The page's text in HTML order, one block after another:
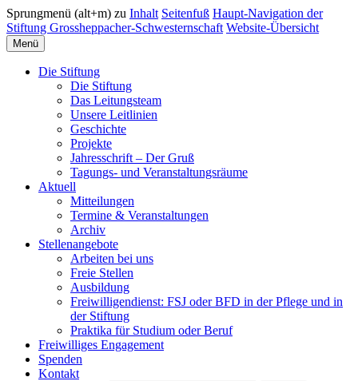
Sprungmenü (alt+m) zu Inhalt Seitenfuß Haupt-Navigation der
Stiftung Grossheppacher-Schwesternschaft Website-Übersicht
Menü
Die Stiftung
Die Stiftung
Das Leitungsteam
Unsere Leitlinien
Geschichte
Projekte
Jahresschrift – Der Gruß
Tagungs- und Veranstaltungsräume
Aktuell
Mitteilungen
Termine & Veranstaltungen
Archiv
Stellenangebote
Arbeiten bei uns
Freie Stellen
Ausbildung
Freiwilligendienst: FSJ oder BFD in der Pflege und in
der Stiftung
Praktika für Studium oder Beruf
Freiwilliges Engagement
Spenden
Kontakt